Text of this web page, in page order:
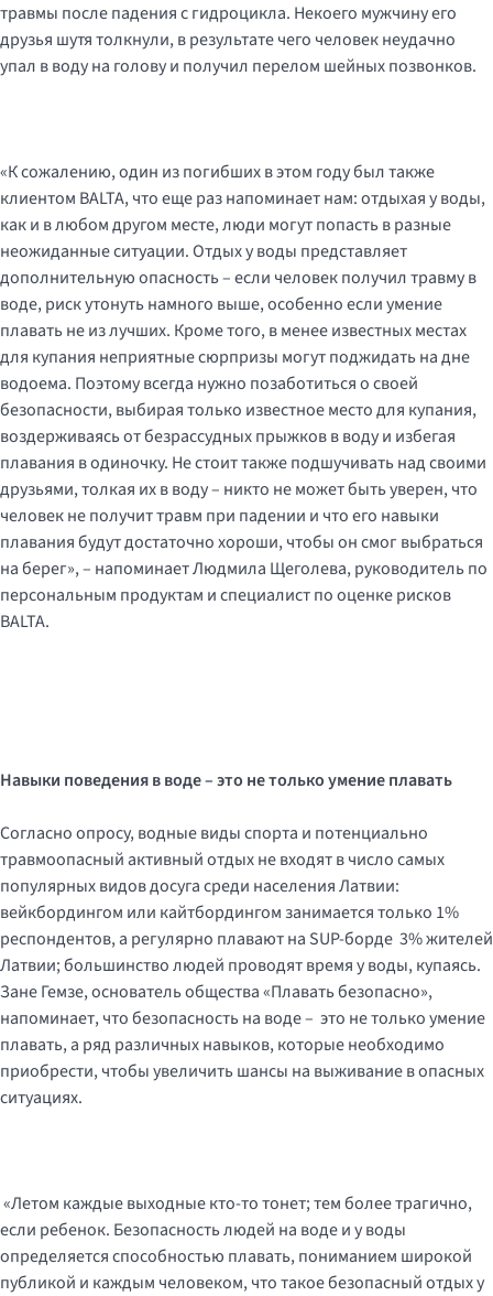
травмы после падения с гидроцикла. Некоего мужчину его
друзья шутя толкнули, в результате чего человек неудачно
упал в воду на голову и получил перелом шейных позвонков.
«К сожалению, один из погибших в этом году был также
клиентом BALTA, что еще раз напоминает нам: отдыхая у воды,
как и в любом другом месте, люди могут попасть в разные
неожиданные ситуации. Отдых у воды представляет
дополнительную опасность – если человек получил травму в
воде, риск утонуть намного выше, особенно если умение
плавать не из лучших. Кроме того, в менее известных местах
для купания неприятные сюрпризы могут поджидать на дне
водоема. Поэтому всегда нужно позаботиться о своей
безопасности, выбирая только известное место для купания,
воздерживаясь от безрассудных прыжков в воду и избегая
плавания в одиночку. Не стоит также подшучивать над своими
друзьями, толкая их в воду – никто не может быть уверен, что
человек не получит травм при падении и что его навыки
плавания будут достаточно хороши, чтобы он смог выбраться
на берег», – напоминает Людмила Щеголева, руководитель по
персональным продуктам и специалист по оценке рисков
BALTA.
Навыки поведения в воде – это не только умение плавать
Согласно опросу, водные виды спорта и потенциально
травмоопасный активный отдых не входят в число самых
популярных видов досуга среди населения Латвии:
вейкбордингом или кайтбордингом занимается только 1%
респондентов, а регулярно плавают на SUP-борде 3% жителей
Латвии; большинство людей проводят время у воды, купаясь.
Зане Гемзе, основатель общества «Плавать безопасно»,
напоминает, что безопасность на воде – это не только умение
плавать, а ряд различных навыков, которые необходимо
приобрести, чтобы увеличить шансы на выживание в опасных
ситуациях.
«Летом каждые выходные кто-то тонет; тем более трагично,
если ребенок. Безопасность людей на воде и у воды
определяется способностью плавать, пониманием широкой
публикой и каждым человеком, что такое безопасный отдых у